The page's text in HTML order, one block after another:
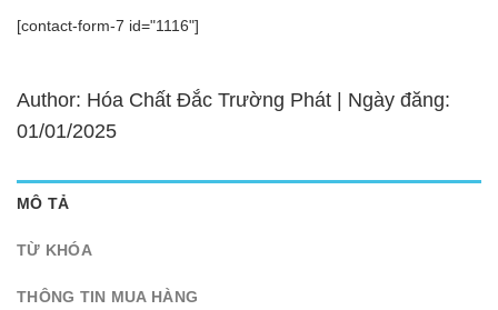
[contact-form-7 id="1116"]
Author: Hóa Chất Đắc Trường Phát | Ngày đăng:
01/01/2025
MÔ TẢ
TỪ KHÓA
THÔNG TIN MUA HÀNG